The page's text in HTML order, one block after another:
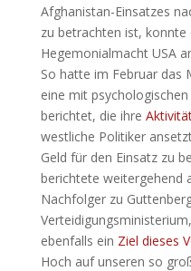
Afghanistan-Einsatzes
zu betrachten ist,
Hegemonialmacht USA
So hatte im Februar das
eine mit
berichtet, die ihre
westliche Politiker
Geld für den Einsatz zu
berichtete weitergehend
Nachfolger zu
ebenfalls ein Ziel dieses
Hoch auf unseren so